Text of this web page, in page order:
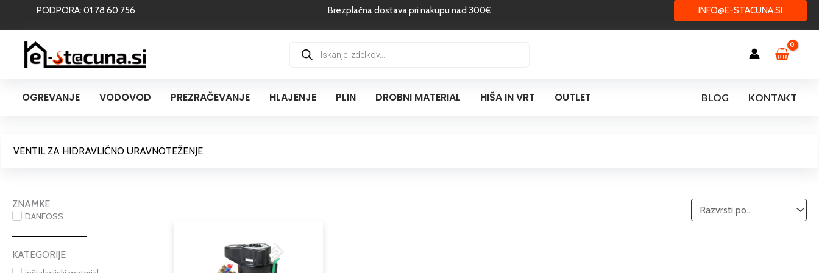
PODPORA: 01 78 60 756 Brezplačna dostava pri nakupu nad 300€ INFO@E-STACUNA.SI
search
OGREVANJE VODOVOD PREZRAČEVANJE HLAJENJE PLIN DROBNI MATERIAL HIŠA IN VRT OUTLET BLOG KONTAKT
VENTIL ZA HIDRAVLIČNO URAVNOTEŽENJE
ZNAMKE
DANFOSS
KATEGORIJE